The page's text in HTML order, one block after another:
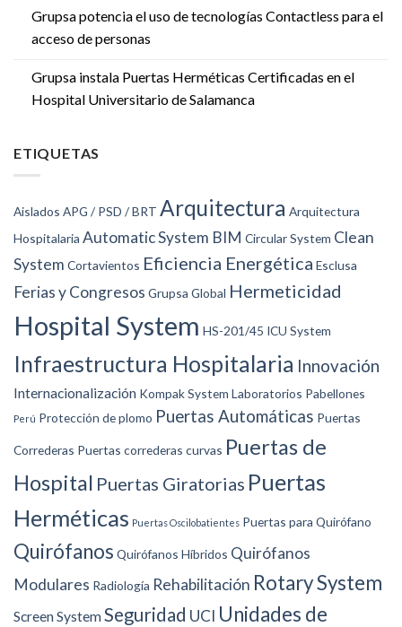
Grupsa potencia el uso de tecnologías Contactless para el
acceso de personas
Grupsa instala Puertas Herméticas Certificadas en el
Hospital Universitario de Salamanca
ETIQUETAS
Aislados APG / PSD / BRT Arquitectura Arquitectura
Hospitalaria Automatic System BIM Circular System Clean
System Cortavientos Eficiencia Energética Esclusa
Ferias y Congresos Grupsa Global Hermeticidad
Hospital System HS-201/45 ICU System
Infraestructura Hospitalaria Innovación
Internacionalización Kompak System Laboratorios Pabellones
Perú Protección de plomo Puertas Automáticas Puertas
Correderas Puertas correderas curvas Puertas de
Hospital Puertas Giratorias Puertas
Herméticas Puertas Oscilobatientes Puertas para Quirófano
Quirófanos Quirófanos Híbridos Quirófanos
Modulares Radiología Rehabilitación Rotary System
Screen SystemSeguridad UCI Unidades de